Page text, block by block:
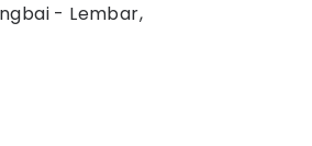
- Lembar,